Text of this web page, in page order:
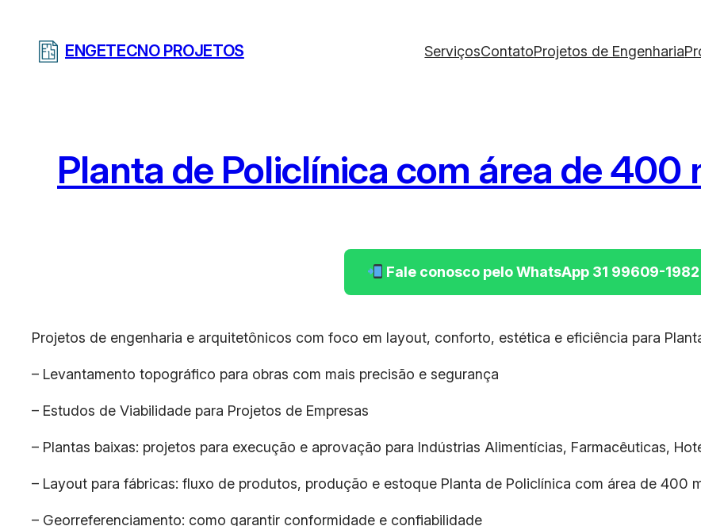
ENGETECNO PROJETOS ServiçosContatoProjetos de Engenharia
Planta de Policlínica com área de 400
Fale conosco pelo WhatsApp 31 99609-1982
Projetos de engenharia e arquitetônicos com foco em layout, conforto, estética e eficiência para
– Levantamento topográfico para obras com mais precisão e segurança
– Estudos de Viabilidade para Projetos de Empresas
– Plantas baixas: projetos para execução e aprovação para Indústrias Alimentícias, Farmacêuticas,
– Layout para fábricas: fluxo de produtos, produção e estoque Planta de Policlínica com área de 400
– Georreferenciamento: como garantir conformidade e confiabilidade